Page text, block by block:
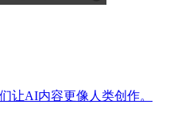
让AI内容更像人类创作。